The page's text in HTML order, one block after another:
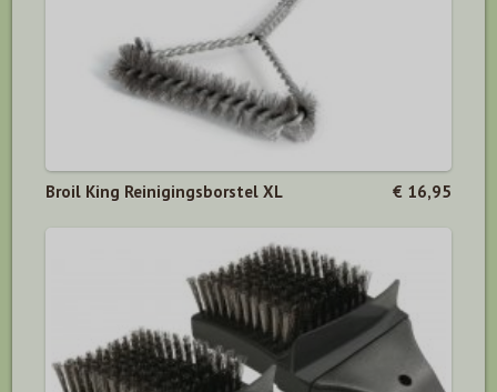
Broil King Reinigingsborstel XL € 16,95